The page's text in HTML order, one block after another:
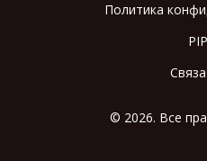
Политика
© 2026. Все